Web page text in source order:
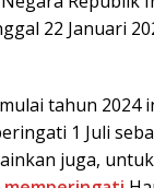
22 Januari
tahun 2024
1 Juli
juga,